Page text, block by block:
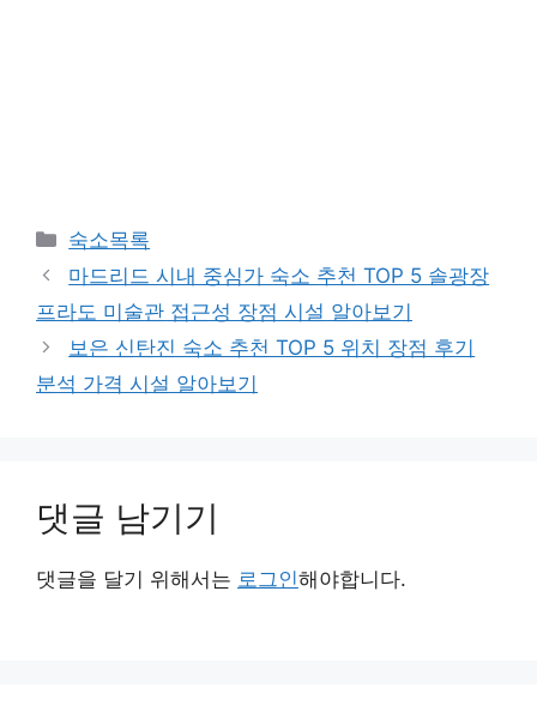
카
테
고
리
숙소목록
마드리드 시내 중심가 숙소 추천 TOP 5 솔광장
프라도 미술관 접근성 장점 시설 알아보기
보은 신탄진 숙소 추천 TOP 5 위치 장점 후기
분석 가격 시설 알아보기
댓글 남기기
댓글을 달기 위해서는 로그인해야합니다.